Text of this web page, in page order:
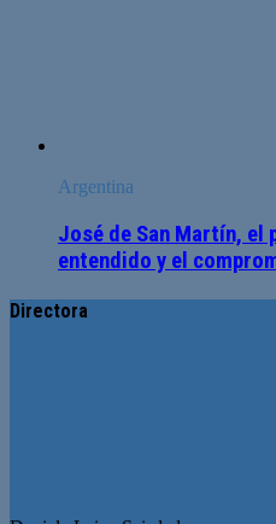
Argentina
José de San Martín, el
entendido y el
Directora